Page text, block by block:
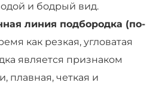
и бодрый вид.
линия подбородка (по-
как резкая, угловатая
является признаком
плавная, четкая и